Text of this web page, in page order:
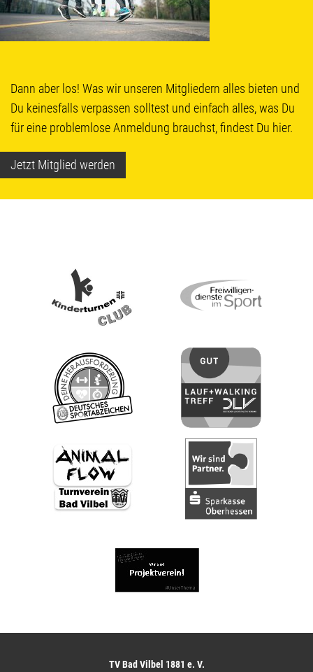
Dann aber los! Was wir unseren Mitgliedern alles bieten und
Du keinesfalls verpassen solltest und einfach alles, was Du
für eine problemlose Anmeldung brauchst, findest Du hier.
Jetzt Mitglied werden
TV Bad Vilbel 1881 e. V.